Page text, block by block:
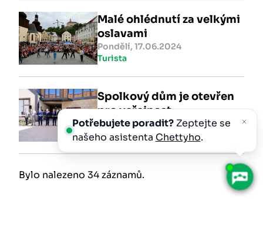
Malé ohlédnutí za velkými
oslavami
Pondělí, 17.06.2024
Turista
Spolkový dům je otevřen
pro veřejnost
Středa, 01.05.2024
Turista
Bylo nalezeno 34 záznamů.
Potřebujete poradit?Zeptejte se
našeho asistenta Chettyho.